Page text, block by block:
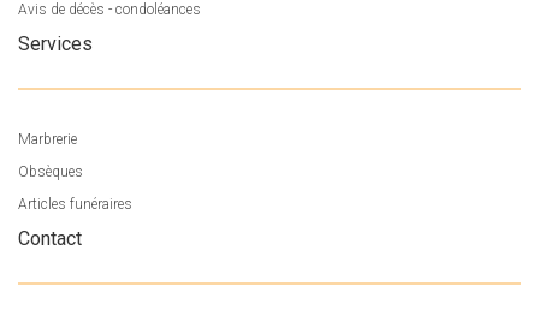
Avis de décès - condoléances
Services
Marbrerie
Obsèques
Articles funéraires
Contact